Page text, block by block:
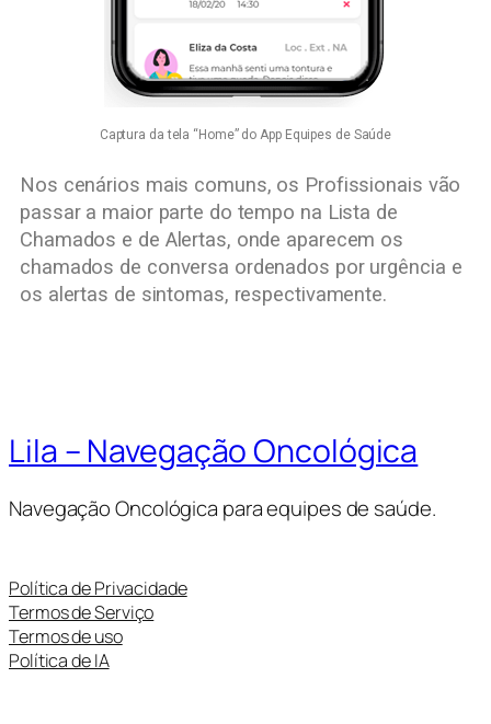
Captura da tela “Home” do App Equipes de Saúde
Nos cenários mais comuns, os Profissionais vão
passar a maior parte do tempo na Lista de
Chamados e de Alertas, onde aparecem os
chamados de conversa ordenados por urgência e
os alertas de sintomas, respectivamente.
Lila – Navegação Oncológica
Navegação Oncológica para equipes de saúde.
Política de Privacidade
Termos de Serviço
Termos de uso
Política de IA